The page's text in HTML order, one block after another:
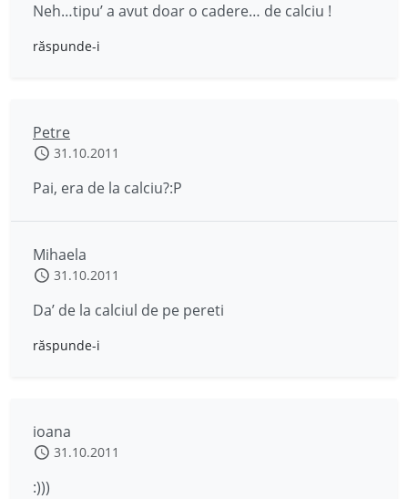
Neh…tipu’ a avut doar o cadere… de calciu !
răspunde-i
Petre
31.10.2011
Pai, era de la calciu?:P
Mihaela
31.10.2011
Da’ de la calciul de pe pereti
răspunde-i
ioana
31.10.2011
:)))